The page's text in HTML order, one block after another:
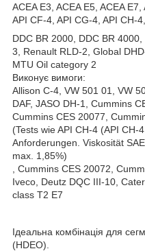
ACEA E3, ACEA E5, ACEA E7,
API CF-4, API CG-4, API CH-
DDC BR 2000, DDC BR
3, Renault RLD-2, Global
MTU Oil category 2
Виконує вимоги:
Allison C-4, VW 501 01, VW
DAF, JASO DH-1, Cummins
Cummins CES 20077,
(Tests wie API CH-4 (API CH-
Anforderungen. Viskosität
max. 1,85%)
, Cummins CES 20072,
Iveco, Deutz DQC III-10,
class T2 E7
Ідеальна комбінація для
(HDEO).